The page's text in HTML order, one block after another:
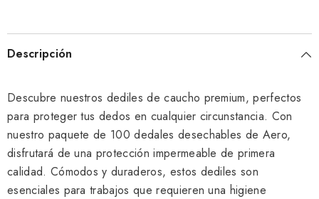
Descripción
Descubre nuestros dediles de caucho premium, perfectos
para proteger tus dedos en cualquier circunstancia. Con
nuestro paquete de 100 dedales desechables de Aero,
disfrutará de una protección impermeable de primera
calidad. Cómodos y duraderos, estos dediles son
esenciales para trabajos que requieren una higiene